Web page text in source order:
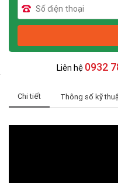
Liên hệ 0932
Chi tiết Thông số kỹ